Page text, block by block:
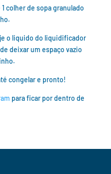
colher de sopa granulado
o liquido do liquidificador
deixar um espaço vazio
congelar e pronto!
para ficar por dentro de